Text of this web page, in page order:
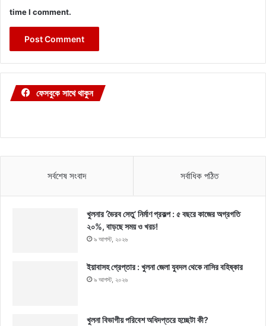
time I comment.
ফেসবুকে সাথে থাকুন
সর্বশেষ সংবাদ সর্বাধিক পঠিত
খুলনার ‘ভৈরব সেতু’ নির্মাণ প্রকল্প : ৫ বছরে কাজের অগ্রগতি
২০%, বাড়ছে সময় ও খরচ!
৯ আগস্ট, ২০২৬
ইয়াবাসহ গ্রেপ্তার : খুলনা জেলা যুবদল থেকে নাসির বহিষ্কার
৯ আগস্ট, ২০২৬
খুলনা বিভাগীয় পরিবেশ অধিদপ্তরে হচ্ছেটা কী?